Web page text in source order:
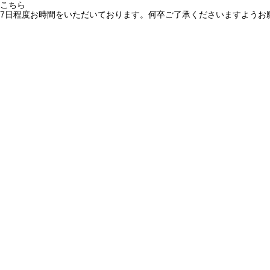
ちら
程度お時間をいただいております。何卒ご了承くださいますようお